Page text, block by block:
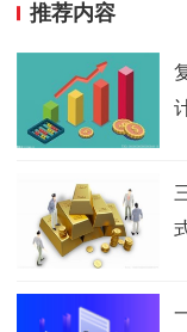
推荐内容